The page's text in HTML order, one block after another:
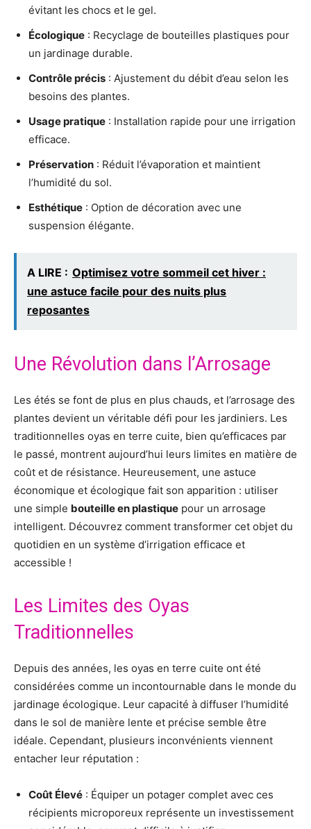
évitant les chocs et le gel.
Écologique : Recyclage de bouteilles plastiques pour
un jardinage durable.
Contrôle précis : Ajustement du débit d’eau selon les
besoins des plantes.
Usage pratique : Installation rapide pour une irrigation
efficace.
Préservation : Réduit l’évaporation et maintient
l’humidité du sol.
Esthétique : Option de décoration avec une
suspension élégante.
A LIRE : Optimisez votre sommeil cet hiver :
une astuce facile pour des nuits plus
reposantes
Une Révolution dans l’Arrosage
Les étés se font de plus en plus chauds, et l’arrosage des
plantes devient un véritable défi pour les jardiniers. Les
traditionnelles oyas en terre cuite, bien qu’efficaces par
le passé, montrent aujourd’hui leurs limites en matière de
coût et de résistance. Heureusement, une astuce
économique et écologique fait son apparition : utiliser
une simple bouteille en plastique pour un arrosage
intelligent. Découvrez comment transformer cet objet du
quotidien en un système d’irrigation efficace et
accessible !
Les Limites des Oyas
Traditionnelles
Depuis des années, les oyas en terre cuite ont été
considérées comme un incontournable dans le monde du
jardinage écologique. Leur capacité à diffuser l’humidité
dans le sol de manière lente et précise semble être
idéale. Cependant, plusieurs inconvénients viennent
entacher leur réputation :
Coût Élevé : Équiper un potager complet avec ces
récipients microporeux représente un investissement